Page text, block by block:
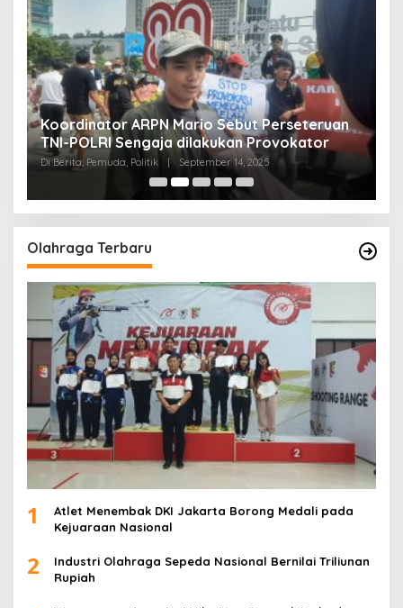
Koordinator ARPN Mario Sebut Perseteruan
TNI-POLRI Sengaja dilakukan Provokator
Di Berita, Pemuda, Politik September 14, 2025
Olahraga Terbaru
1
Atlet Menembak DKI Jakarta Borong Medali pada
Kejuaraan Nasional
2
Industri Olahraga Sepeda Nasional Bernilai Triliunan
Rupiah